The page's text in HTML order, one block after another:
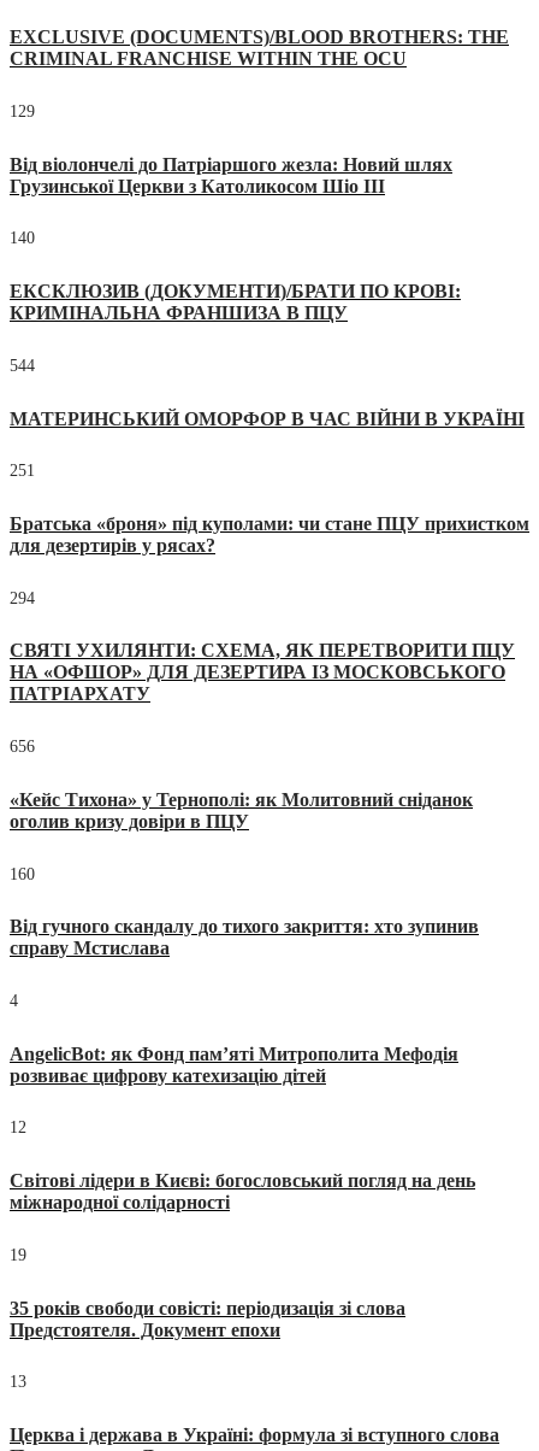
EXCLUSIVE (DOCUMENTS)/BLOOD BROTHERS: THE
CRIMINAL FRANCHISE WITHIN THE OCU
129
Від віолончелі до Патріаршого жезла: Новий шлях
Грузинської Церкви з Католикосом Шіо III
140
ЕКСКЛЮЗИВ (ДОКУМЕНТИ)/БРАТИ ПО КРОВІ:
КРИМІНАЛЬНА ФРАНШИЗА В ПЦУ
544
МАТЕРИНСЬКИЙ ОМОРФОР В ЧАС ВІЙНИ В УКРАЇНІ
251
Братська «броня» під куполами: чи стане ПЦУ прихистком
для дезертирів у рясах?
294
СВЯТІ УХИЛЯНТИ: СХЕМА, ЯК ПЕРЕТВОРИТИ ПЦУ
НА «ОФШОР» ДЛЯ ДЕЗЕРТИРА ІЗ МОСКОВСЬКОГО
ПАТРІАРХАТУ
656
«Кейс Тихона» у Тернополі: як Молитовний сніданок
оголив кризу довіри в ПЦУ
160
Від гучного скандалу до тихого закриття: хто зупинив
справу Мстислава
4
AngelicBot: як Фонд пам’яті Митрополита Мефодія
розвиває цифрову катехизацію дітей
12
Світові лідери в Києві: богословський погляд на день
міжнародної солідарності
19
35 років свободи совісті: періодизація зі слова
Предстоятеля. Документ епохи
13
Церква і держава в Україні: формула зі вступного слова